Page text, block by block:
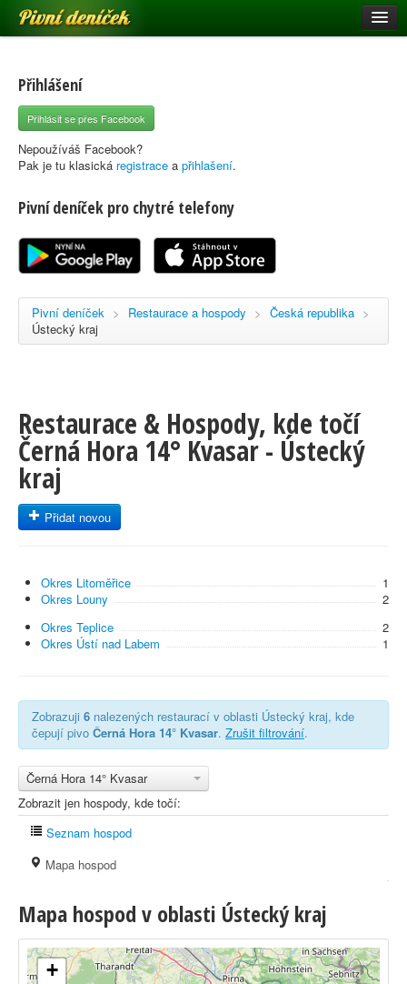
Pivní deníček
Pivní mapa
Pivní značky
Nápověda
Registrace
Přihlášení
Přihlásit se přes Facebook
Nepoužíváš Facebook?
Pak je tu klasická registrace a přihlašení.
Pivní deníček pro chytré telefony
Pivní deníček > Restaurace a hospody > Česká republika >
Ústecký kraj
Restaurace & Hospody, kde točí
Černá Hora 14° Kvasar - Ústecký
kraj
Přidat novou
Okres Litoměřice
1
Okres Louny
2
Okres Teplice
2
Okres Ústí nad Labem
1
Zobrazuji 6 nalezených restaurací v oblasti Ústecký kraj, kde
čepují pivo Černá Hora 14° Kvasar. Zrušit filtrování.
Černá Hora 14° Kvasar
Zobrazit jen hospody, kde točí:
Seznam hospod
Mapa hospod
Mapa hospod v oblasti Ústecký kraj
+